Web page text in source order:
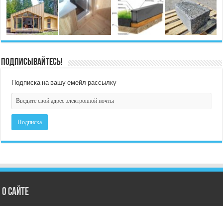
Подписывайтесь!
Подписка на вашу емейл рассылку
О сайте